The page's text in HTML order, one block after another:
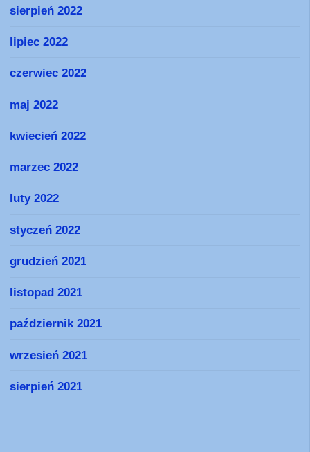
sierpień 2022
lipiec 2022
czerwiec 2022
maj 2022
kwiecień 2022
marzec 2022
luty 2022
styczeń 2022
grudzień 2021
listopad 2021
październik 2021
wrzesień 2021
sierpień 2021